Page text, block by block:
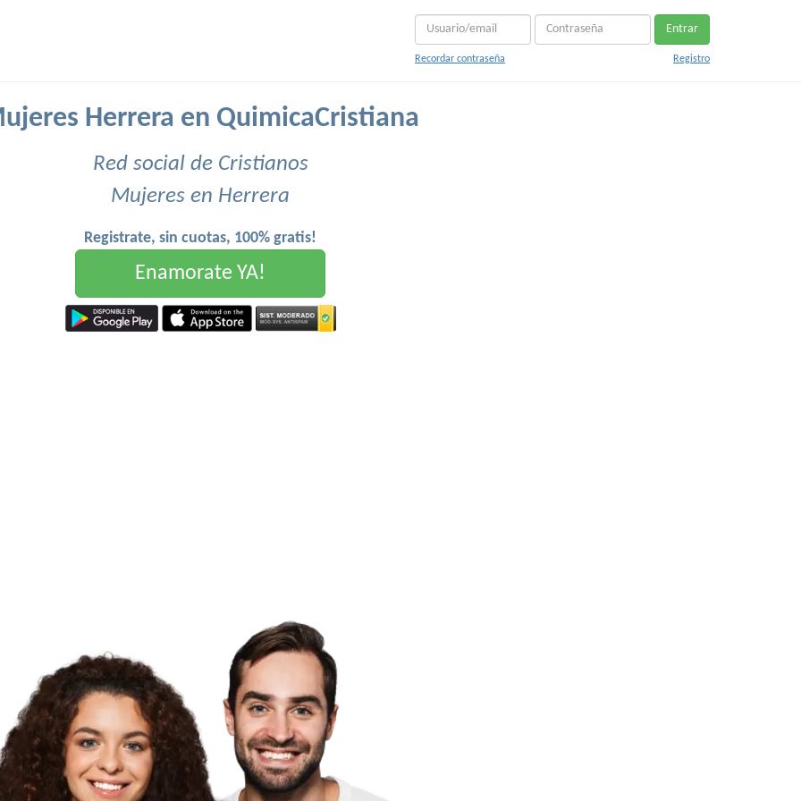
Entrar
Recordar contraseña Registro
Herrera en QuimicaCristiana
Red social de Cristianos
Mujeres en Herrera
Registrate, sin cuotas, 100% gratis!
Enamorate YA!